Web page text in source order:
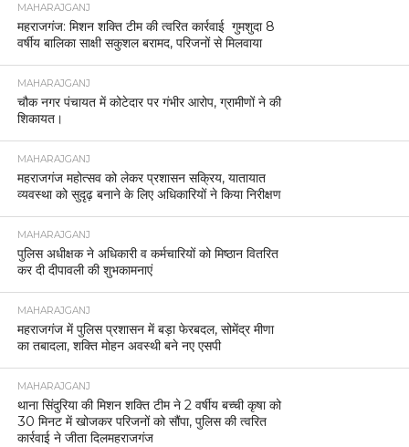
MAHARAJGANJ
महराजगंज: मिशन शक्ति टीम की त्वरित कार्रवाई गुमशुदा 8
वर्षीय बालिका साक्षी सकुशल बरामद, परिजनों से मिलवाया
MAHARAJGANJ
चौक नगर पंचायत में कोटेदार पर गंभीर आरोप, ग्रामीणों ने की
शिकायत।
MAHARAJGANJ
महराजगंज महोत्सव को लेकर प्रशासन सक्रिय, यातायात
व्यवस्था को सुदृढ़ बनाने के लिए अधिकारियों ने किया निरीक्षण
MAHARAJGANJ
पुलिस अधीक्षक ने अधिकारी व कर्मचारियों को मिष्ठान वितरित
कर दी दीपावली की शुभकामनाएं
MAHARAJGANJ
महराजगंज में पुलिस प्रशासन में बड़ा फेरबदल, सोमेंद्र मीणा
का तबादला, शक्ति मोहन अवस्थी बने नए एसपी
MAHARAJGANJ
थाना सिंदुरिया की मिशन शक्ति टीम ने 2 वर्षीय बच्ची कृषा को
30 मिनट में खोजकर परिजनों को सौंपा, पुलिस की त्वरित
कार्रवाई ने जीता दिलमहराजगंज